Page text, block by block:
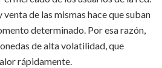
de las mismas hace que suban
determinado. Por esa razón,
de alta volatilidad, que
rápidamente.